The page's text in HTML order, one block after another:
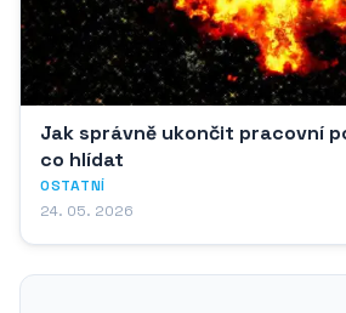
Jak správně ukončit pracovní
co hlídat
OSTATNÍ
24. 05. 2026